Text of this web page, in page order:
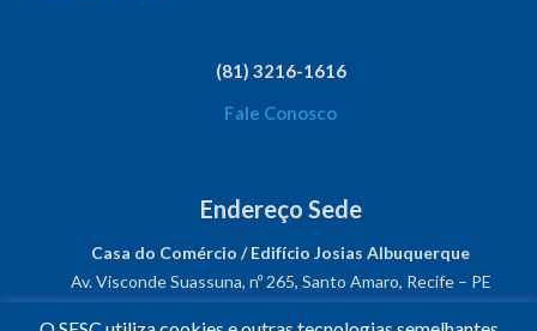
(81) 3216-1616
Fale Conosco
Endereço Sede
Casa do Comércio / Edifício Josias Albuquerque
Av. Visconde Suassuna, nº 265, Santo Amaro, Recife – PE